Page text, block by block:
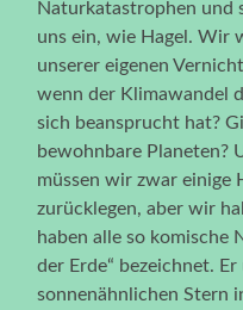
Naturkatastrophen und
uns ein, wie Hagel. Wir
unserer eigenen
wenn der Klimawandel
sich beansprucht hat?
bewohnbare Planeten?
müssen wir zwar einige
zurücklegen, aber wir
haben alle so komische
der Erde“ bezeichnet.
sonnenähnlichen Stern